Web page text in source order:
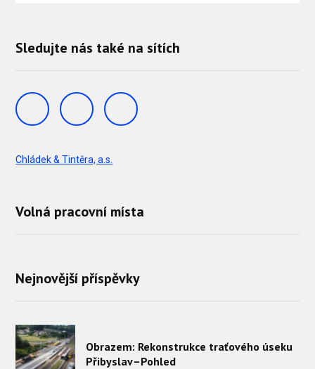
Sledujte nás také na sítích
Chládek & Tintěra, a.s.
Volná pracovní místa
Nejnovější příspěvky
Obrazem: Rekonstrukce traťového úseku
Přibyslav–Pohled